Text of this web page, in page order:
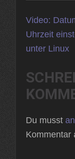
Video:
Uhrzeit
unter Linux
Du musst
Kommentar